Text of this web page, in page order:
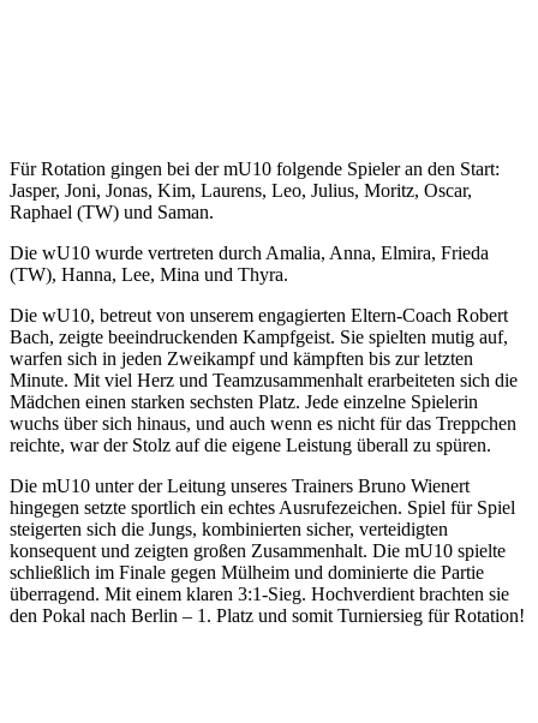
Für Rotation gingen bei der mU10 folgende Spieler an den Start:
Jasper, Joni, Jonas, Kim, Laurens, Leo, Julius, Moritz, Oscar,
Raphael (TW) und Saman.
Die wU10 wurde vertreten durch Amalia, Anna, Elmira, Frieda
(TW), Hanna, Lee, Mina und Thyra.
Die wU10, betreut von unserem engagierten Eltern-Coach Robert
Bach, zeigte beeindruckenden Kampfgeist. Sie spielten mutig auf,
warfen sich in jeden Zweikampf und kämpften bis zur letzten
Minute. Mit viel Herz und Teamzusammenhalt erarbeiteten sich die
Mädchen einen starken sechsten Platz. Jede einzelne Spielerin
wuchs über sich hinaus, und auch wenn es nicht für das Treppchen
reichte, war der Stolz auf die eigene Leistung überall zu spüren.
Die mU10 unter der Leitung unseres Trainers Bruno Wienert
hingegen setzte sportlich ein echtes Ausrufezeichen. Spiel für Spiel
steigerten sich die Jungs, kombinierten sicher, verteidigten
konsequent und zeigten großen Zusammenhalt. Die mU10 spielte
schließlich im Finale gegen Mülheim und dominierte die Partie
überragend. Mit einem klaren 3:1-Sieg. Hochverdient brachten sie
den Pokal nach Berlin – 1. Platz und somit Turniersieg für Rotation!